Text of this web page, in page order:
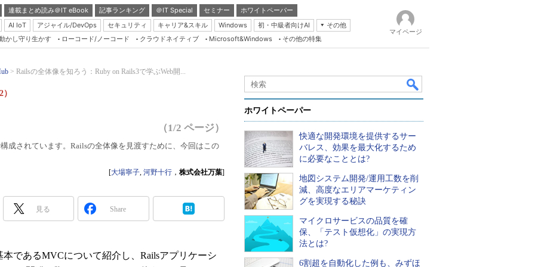
連載まとめ読み＠IT eBook 記事ランキング ＠IT Special セミナー
ホワイトペーパー
AI IoT
アジャイル/DevOps セキュリティ キャリア&スキル Windows 初・中級者向けAI
その他
Server & Storage
Database Expert
Master of IP Network
Security & Trust
Test & Tools
ブログ
かし守り生かす ローコード/ノーコード クラウドネイティブ Microsoft&Windows その他の特集
マイページ
Railsの全体像を知ろう：Ruby on Rails3で学ぶWeb開...
（1/2 ページ）
成されています。Railsの全体像を見渡すために、今回はこの
[大場寧子, 河野十行 ， 株式会社万葉]
見る Share
であるMVCについて紹介し、Railsアプリケーシ
ホワイトペーパー
快適な開発環境を提供するサー
バレス、効果を最大化するため
に必要なこととは?
地図システム開発/運用工数を削
減、高度なエリアマーケティン
グを実現する秘訣
マイクロサービスの品質を確
保、「テスト仮想化」の実現方
法とは?
6割超を自動化した例も、みずほ